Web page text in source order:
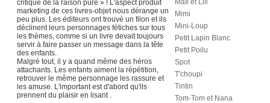
critique de la raison pure » ! L'aspect produit
marketing de ces livres-objet nous dérange un
peu plus. Les éditeurs ont trouvé un filon et ils
déclinent leurs personnages fétiches sur tous
les thèmes, comme si un livre devait toujours
servir à faire passer un message dans la tête
des enfants.
Malgré tout, il y a quand même des héros
attachants. Les enfants aiment la répétition,
retrouver le même personnage les rassure et
les amuse. L'important est d'abord qu'ils
prennent du plaisir en lisant .
Max et Lili
Mimi
Mini-Loup
Petit Lapin Blanc
Petit Poilu
Spot
T'choupi
Tintin
Tom-Tom et Nana